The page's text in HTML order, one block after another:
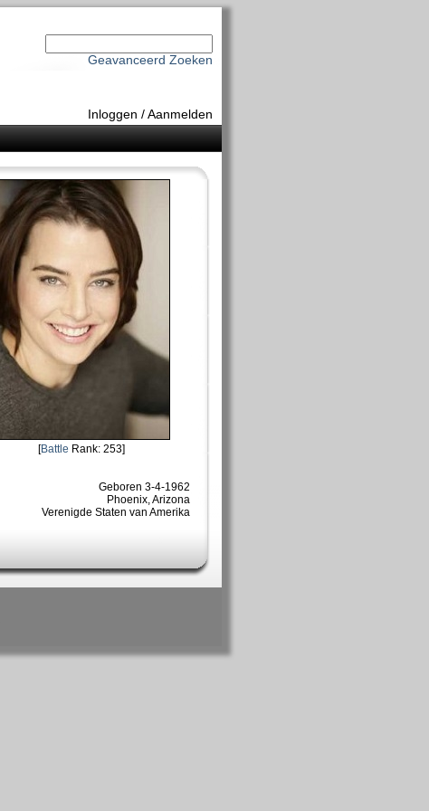
Geavanceerd Zoeken
Inloggen /Aanmelden
[Battle Rank: 253]
Geboren 3-4-1962
Phoenix, Arizona
Verenigde Staten van Amerika